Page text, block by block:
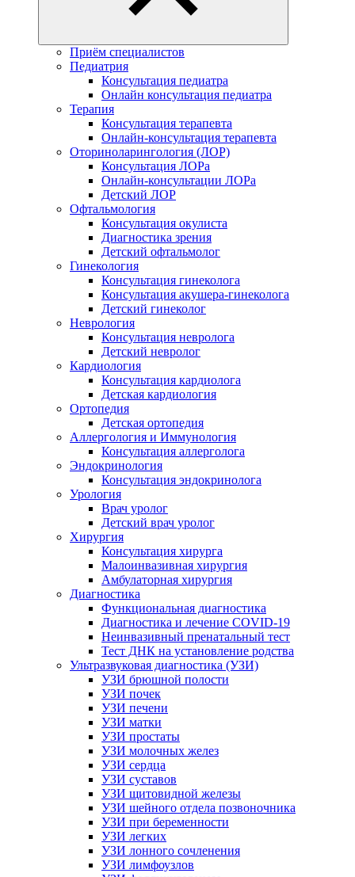
Приём специалистов
Педиатрия
Консультация педиатра
Онлайн консультация педиатра
Терапия
Консультация терапевта
Онлайн-консультация терапевта
Оториноларингология (ЛОР)
Консультация ЛОРа
Онлайн-консультации ЛОРа
Детский ЛОР
Офтальмология
Консультация окулиста
Диагностика зрения
Детский офтальмолог
Гинекология
Консультация гинеколога
Консультация акушера-гинеколога
Детский гинеколог
Неврология
Консультация невролога
Детский невролог
Кардиология
Консультация кардиолога
Детская кардиология
Ортопедия
Детская ортопедия
Аллергология и Иммунология
Консультация аллерголога
Эндокринология
Консультация эндокринолога
Урология
Врач уролог
Детский врач уролог
Хирургия
Консультация хирурга
Малоинвазивная хирургия
Амбулаторная хирургия
Диагностика
Функциональная диагностика
Диагностика и лечение COVID-19
Неинвазивный пренатальный тест
Тест ДНК на установление родства
Ультразвуковая диагностика (УЗИ)
УЗИ брюшной полости
УЗИ почек
УЗИ печени
УЗИ матки
УЗИ простаты
УЗИ молочных желез
УЗИ сердца
УЗИ суставов
УЗИ щитовидной железы
УЗИ шейного отдела позвоночника
УЗИ при беременности
УЗИ легких
УЗИ лонного сочленения
УЗИ лимфоузлов